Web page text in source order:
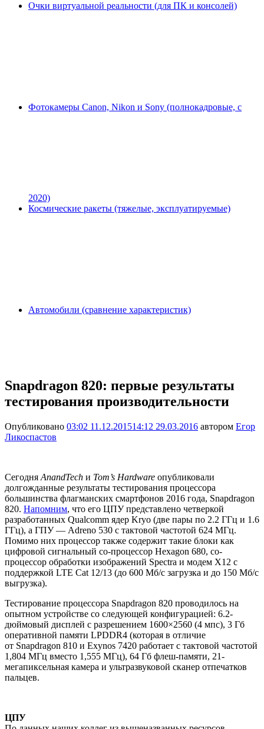
Очки виртуальной реальности (для ПК и консолей)
Фотокамеры Canon, Nikon и Sony (полнокадровые, с
2020)
Космические ракеты (тяжелые, эксплуатируемые)
Автомобили (сравнение характеристик)
Snapdragon 820: первые результаты
тестирования производительности
Опубликовано 03:02 11.12.201514:12 29.03.2016 автором Егор
Ликоспастов
Сегодня AnandTech и Tom’s Hardware опубликовали
долгожданные результаты тестирования процессора
большинства флагманских смартфонов 2016 года, Snapdragon
820. Напомним, что его ЦПУ представлено четверкой
разработанных Qualcomm ядер Kryo (две пары по 2.2 ГГц и 1.6
ГГц), а ГПУ — Adreno 530 с тактовой частотой 624 МГц.
Помимо них процессор также содержит такие блоки как
цифровой сигнальный со-процессор Hexagon 680, со-
процессор обработки изображений Spectra и модем X12 с
поддержкой LTE Cat 12/13 (до 600 Мб/с загрузка и до 150 Мб/с
выгрузка).
Тестирование процессора Snapdragon 820 проводилось на
опытном устройстве со следующей конфигурацией: 6.2-
дюймовый дисплей с разрешением 1600×2560 (4 мпс), 3 Гб
оперативной памяти LPDDR4 (которая в отличие
от Snapdragon 810 и Exynos 7420 работает с тактовой частотой
1,804 МГц вместо 1,555 МГц), 64 Гб флеш-памяти, 21-
мегапиксельная камера и ультразвуковой сканер отпечатков
пальцев.
ЦПУ